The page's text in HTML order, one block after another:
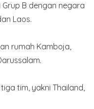
B dengan negara
Laos.
rumah Kamboja,
tim, yakni Thailand,